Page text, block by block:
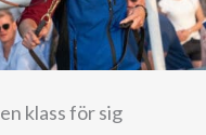
klass för sig